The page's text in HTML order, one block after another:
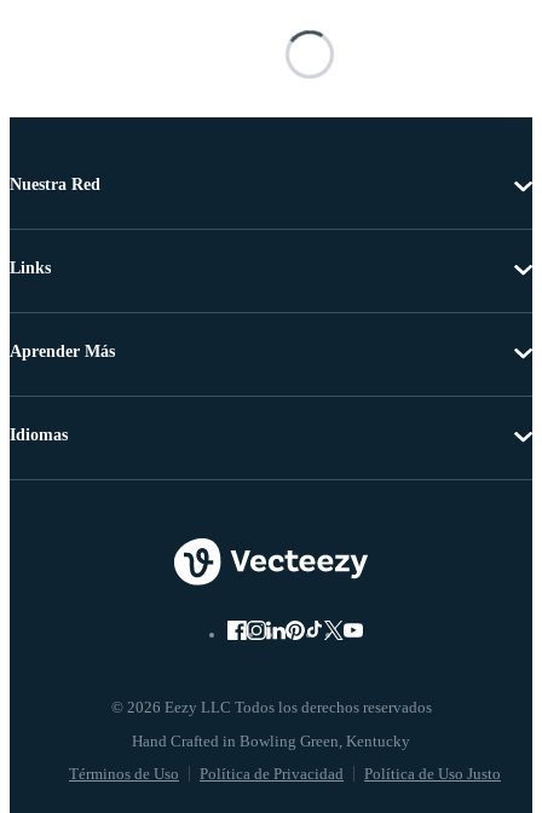
Nuestra Red
Links
Aprender Más
© 2026 Eezy LLC Todos los derechos reservados
Términos de Uso Política de Privacidad Política de Uso Justo
Idiomas